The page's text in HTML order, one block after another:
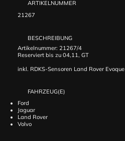
ARTIKELNUMMER
21267
BESCHREIBUNG
Artikelnummer: 21267/4
Reserviert bis zu 04,11, GT
inkl. RDKS-Sensoren Land Rover Evoque
FAHRZEUG(E)
Ford
Jaguar
Land Rover
Volvo